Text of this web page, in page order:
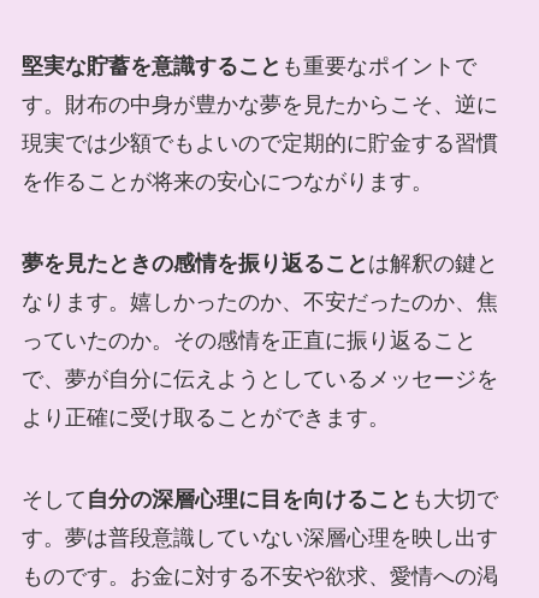
堅実な貯蓄を意識すること も重要なポイントで
す。財布の中身が豊かな夢を見たからこそ、逆に
現実では少額でもよいので定期的に貯金する習慣
を作ることが将来の安心につながります。
夢を見たときの感情を振り返ること は解釈の鍵と
なります。嬉しかったのか、不安だったのか、焦
っていたのか。その感情を正直に振り返ること
で、夢が自分に伝えようとしているメッセージを
より正確に受け取ることができます。
そして 自分の深層心理に目を向けること も大切で
す。夢は普段意識していない深層心理を映し出す
ものです。お金に対する不安や欲求、愛情への渇